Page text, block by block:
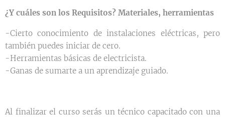
¿Y cuáles son los Requisitos? Materiales, herramientas
-Cierto conocimiento de instalaciones eléctricas, pero
también puedes iniciar de cero.
-Herramientas básicas de electricista.
-Ganas de sumarte a un aprendizaje guiado.
Al finalizar el curso serás un técnico capacitado con una